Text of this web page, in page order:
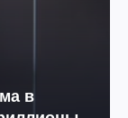
в